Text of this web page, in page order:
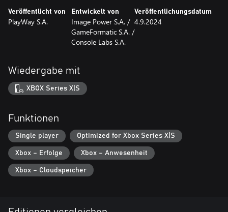
bevor du zum nächsten Hindernis übergehst. Und vergiss nicht,
deine Fahrzeuge zu waschen, bevor du sie dem Kunden
- Mehrere einzigartige Autos zum Bearbeiten
- Schöne, fotorealistische Grafik
- Verschiedene Werkzeuge, mit denen du deine Fahrzeuge
- Eine große Auswahl an Teilen, die es deinen Autos ermöglichen,
- Karrieremodus mit Story-Missionen
- Verschiedene zufällige Aufgaben und Jobs, die zu erledigen sind
- Dekorative Elemente zur Personalisierung der Autos
- Verschiedene Strecken, auf denen du testen kannst, ob deine
Fahrzeuge für eine Offroad-Herausforderung bereit sind
Veröffentlicht von
PlayWay S.A.
Entwickelt von
Image Power S.A. /
GameFormatic S.A. /
Console Labs S.A.
Veröffentlichungsdatum
4.9.2024
Wiedergabe mit
XBOX Series X|S
Funktionen
Single player Optimized for Xbox Series X|S
Xbox – Erfolge Xbox – Anwesenheit
Xbox – Cloudspeicher